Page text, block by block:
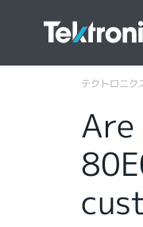
テクトロニク